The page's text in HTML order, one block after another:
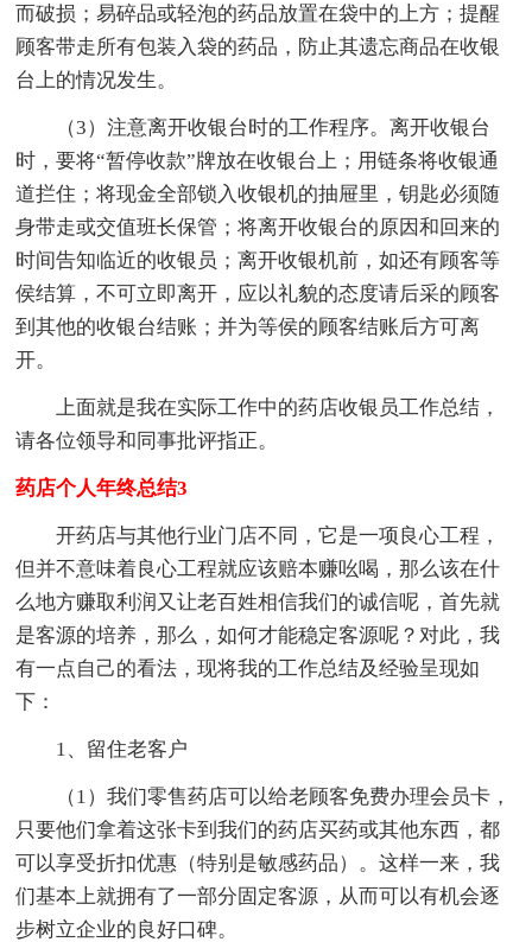
而破损；易碎品或轻泡的药品放置在袋中的上方；提醒
顾客带走所有包装入袋的药品，防止其遗忘商品在收银
台上的情况发生。
（3）注意离开收银台时的工作程序。离开收银台
时，要将“暂停收款”牌放在收银台上；用链条将收银通
道拦住；将现金全部锁入收银机的抽屉里，钥匙必须随
身带走或交值班长保管；将离开收银台的原因和回来的
时间告知临近的收银员；离开收银机前，如还有顾客等
侯结算，不可立即离开，应以礼貌的态度请后采的顾客
到其他的收银台结账；并为等侯的顾客结账后方可离
开。
上面就是我在实际工作中的药店收银员工作总结，
请各位领导和同事批评指正。
药店个人年终总结3
开药店与其他行业门店不同，它是一项良心工程，
但并不意味着良心工程就应该赔本赚吆喝，那么该在什
么地方赚取利润又让老百姓相信我们的诚信呢，首先就
是客源的培养，那么，如何才能稳定客源呢？对此，我
有一点自己的看法，现将我的工作总结及经验呈现如
下：
1、留住老客户
（1）我们零售药店可以给老顾客免费办理会员卡，
只要他们拿着这张卡到我们的药店买药或其他东西，都
可以享受折扣优惠（特别是敏感药品）。这样一来，我
们基本上就拥有了一部分固定客源，从而可以有机会逐
步树立企业的良好口碑。